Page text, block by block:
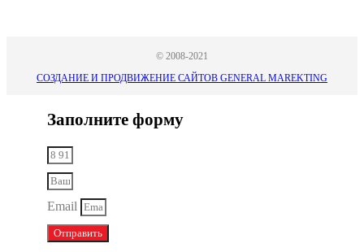
© 2008-2021
СОЗДАНИЕ И ПРОДВИЖЕНИЕ САЙТОВ GENERAL MAREKTING
Заполните форму
Email
Отправить